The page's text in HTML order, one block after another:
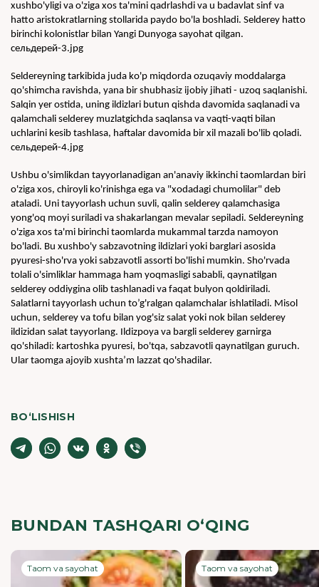
xushbo'yligi va o'ziga xos ta'mini qadrlashdi va u badavlat sinf va
hatto aristokratlarning stollarida paydo bo'la boshladi. Selderey hatto
birinchi kolonistlar bilan Yangi Dunyoga sayohat qilgan.
сельдерей-3.jpg
Seldereyning tarkibida juda ko'p miqdorda ozuqaviy moddalarga
qo'shimcha ravishda, yana bir shubhasiz ijobiy jihati - uzoq saqlanishi.
Salqin yer ostida, uning ildizlari butun qishda davomida saqlanadi va
qalamchali selderey muzlatgichda saqlansa va vaqti-vaqti bilan
uchlarini kesib tashlasa, haftalar davomida bir xil mazali bo'lib qoladi.
сельдерей-4.jpg
Ushbu o'simlikdan tayyorlanadigan an'anaviy ikkinchi taomlardan biri
o'ziga xos, chiroyli ko'rinishga ega va "xodadagi chumolilar" deb
ataladi. Uni tayyorlash uchun suvli, qalin selderey qalamchasiga
yong'oq moyi suriladi va shakarlangan mevalar sepiladi. Seldereyning
o'ziga xos ta'mi birinchi taomlarda mukammal tarzda namoyon
bo'ladi. Bu xushbo'y sabzavotning ildizlari yoki barglari asosida
pyuresi-sho'rva yoki sabzavotli assorti bo'lishi mumkin. Sho'rvada
tolali o'simliklar hammaga ham yoqmasligi sababli, qaynatilgan
selderey oddiygina olib tashlanadi va faqat bulyon qoldiriladi.
Salatlarni tayyorlash uchun to’g'ralgan qalamchalar ishlatiladi. Misol
uchun, selderey va tofu bilan yog'siz salat yoki nok bilan selderey
ildizidan salat tayyorlang. Ildizpoya va bargli selderey garnirga
qo'shiladi: kartoshka pyuresi, bo'tqa, sabzavotli qaynatilgan guruch.
Ular taomga ajoyib xushta’m lazzat qo'shadilar.
BO‘LISHISH
BUNDAN TASHQARI O‘QING
Taom va sayohat Taom va sayohat